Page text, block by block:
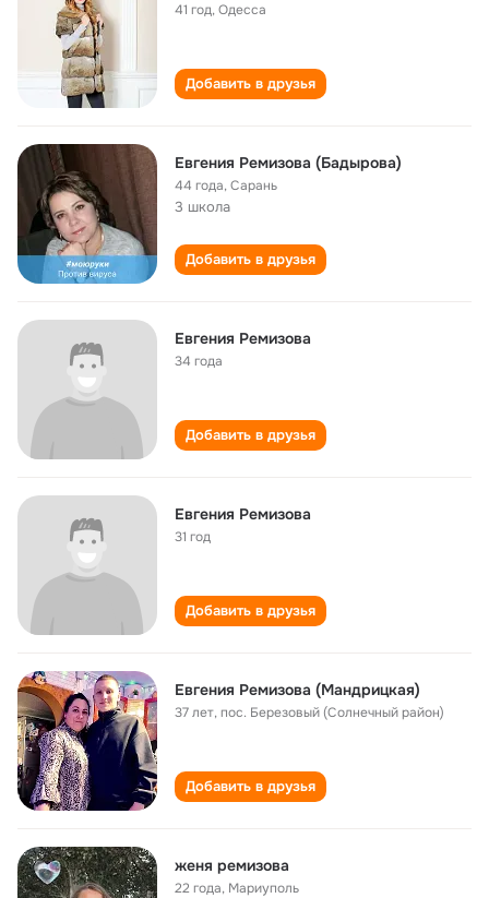
41 год,Одесса
Добавить в друзья
Евгения Ремизова (Бадырова)
44 года,Сарань
3 школа
Добавить в друзья
Евгения Ремизова
34 года
Добавить в друзья
Евгения Ремизова
31 год
Добавить в друзья
Евгения Ремизова (Мандрицкая)
37 лет,пос. Березовый (Солнечный район)
Добавить в друзья
женя ремизова
22 года, Мариуполь